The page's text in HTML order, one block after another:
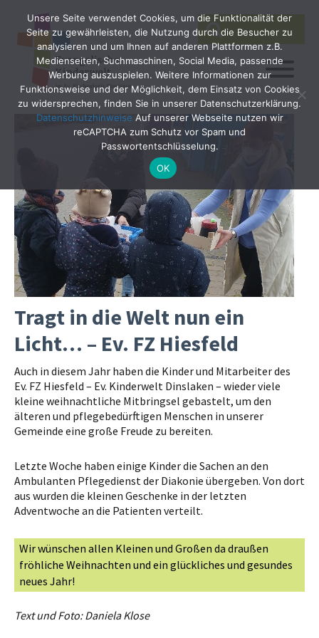
Search
for:
SEARCH
Tragt in die Welt nun ein
Licht… – Ev. FZ Hiesfeld
Auch in diesem Jahr haben die Kinder und Mitarbeiter des
Ev. FZ Hiesfeld – Ev. Kinderwelt Dinslaken – wieder viele
kleine weihnachtliche Mitbringsel gebastelt, um den
älteren und pflegebedürftigen Menschen in unserer
Gemeinde eine große Freude zu bereiten.
Letzte Woche haben einige Kinder die Sachen an den
Ambulanten Pflegedienst der Diakonie übergeben. Von dort
aus wurden die kleinen Geschenke in der letzten
Adventwoche an die Patienten verteilt.
Wir wünschen allen Kleinen und Großen da draußen
fröhliche Weihnachten und ein glückliches und gesundes
neues Jahr!
Text und Foto: Daniela Klose
Unsere Seite verwendet Cookies, um die Funktionalität der
Seite zu gewährleisten, die Nutzung durch die Besucher zu
analysieren und um Ihnen auf anderen Plattformen z.B.
Medienseiten, Suchmaschinen, Social Media, passende
Werbung auszuspielen. Weitere Informationen zur
Funktionsweise und der Möglichkeit, dem Einsatz von Cookies
zu widersprechen, finden Sie in unserer Datenschutzerklärung.
Datenschutzhinweise Auf unserer Webseite nutzen wir
reCAPTCHA zum Schutz vor Spam und
Passwortentschlüsselung.
OK